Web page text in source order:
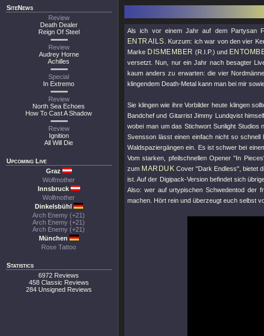
SiteNews
Review
Death Dealer
Reign Of Steel
Review
Audrey Horne
Achilles
Special
In Extremo
Review
North Sea Echoes
How To Cast A Shadow
Review
Ignition
All Will Die
Upcoming Live
Graz
Wolfmother
Innsbruck
Wolfmother
Dinkelsbühl
Arch Enemy (+21)
Arch Enemy (+21)
Arch Enemy (+21)
München
Rose Tattoo
Statistics
6972 Reviews
458 Classic Reviews
284 Unsigned Reviews
Als ich vor einem Jahr auf dem Partysan
ENTRAILS . Kurzum: ich war von den vier
Marke DISMEMBER (R.I.P.) und
versetzt. Nun, nur ein Jahr nach besagter
kaum anders zu erwarten: die vier
klingendem Death-Metal kann man bei mir
Sie klingen wie ihre Vorbilder heute klingen
Bandchef und Gitarrist Jimmy Lundqvist
wobei man um das Stichwort Sunlight
Svensson lässt einen einfach nicht so
Waldspaziergängen ein. Es ist schwer bei
Vom starken, pfeilschnellen Opener "In
zum MARDUK Cover "Dark Endless", bietet
ist. Auf der Digipack-Version befindet sich
Also: wer auf urtypischen Schwedentod der
machen. Hört rein und überzeugt euch selbst